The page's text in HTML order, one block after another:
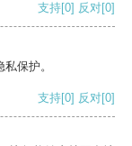
支持[0] 反对[0]
保护。
支持[0] 反对[0]